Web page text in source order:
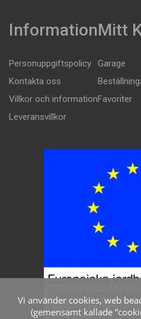
Information
Personuppgiftspolicy
Kontakta oss
Villkor och information
Leveransvillkor
Mitt
Garage
Favoriter
Vi använder cookies, web
(gemensamt kallade